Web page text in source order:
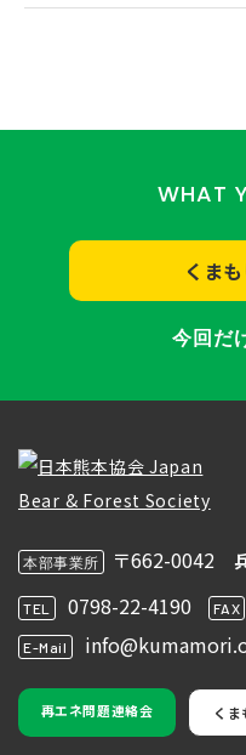
WHAT
くま
今回だ
本部事業所 〒662-0042
TEL 0798-22-4190 FAX
E-Mail
再エネ問題連絡会 く